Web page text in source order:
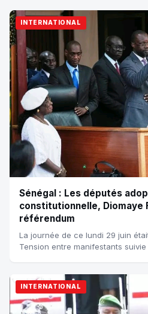
INTERNATIONAL
Sénégal : Les députés
constitutionnelle, Diomaye
référendum
La journée de ce lundi 29 juin
Tension entre manifestants
INTERNATIONAL